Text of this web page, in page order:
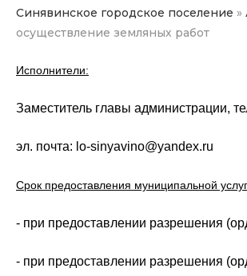
Синявинское городское поселение »
осуществление земляных работ
Исполнители:
Заместитель главы администрации,
эл. почта: lo-sinyavino@yandex.ru
Срок предоставления муниципальной
- при предоставлении разрешения
- при предоставлении разрешения